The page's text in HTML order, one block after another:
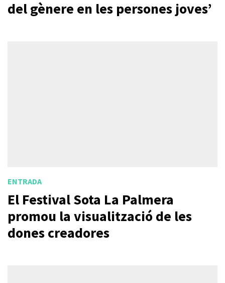
del gènere en les persones joves’
ENTRADA
El Festival Sota La Palmera
promou la visualització de les
dones creadores